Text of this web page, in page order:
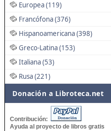
Europea (119)
Francófona (376)
Hispanoamericana (398)
Greco-Latina (153)
Italiana (53)
Rusa (221)
Donación a Libroteca.net
Contribución:
Ayuda al proyecto de libros gratis